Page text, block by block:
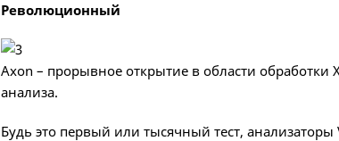
Революционный
Axon – прорывное открытие в области
анализа.
Будь это первый или тысячный тест, анализаторы